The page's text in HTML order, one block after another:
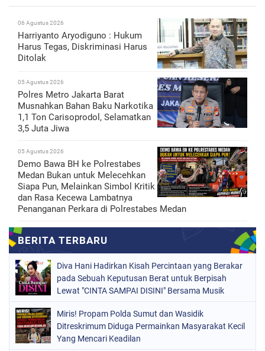
06 Agustus 2026
Harriyanto Aryodiguno : Hukum
Harus Tegas, Diskriminasi Harus
Ditolak
05 Agustus 2026
Polres Metro Jakarta Barat
Musnahkan Bahan Baku Narkotika
1,1 Ton Carisoprodol, Selamatkan
3,5 Juta Jiwa
05 Agustus 2026
Demo Bawa BH ke Polrestabes
Medan Bukan untuk Melecehkan
Siapa Pun, Melainkan Simbol Kritik
dan Rasa Kecewa Lambatnya
Penanganan Perkara di Polrestabes Medan
Diva Hani Hadirkan Kisah Percintaan yang Berakar
pada Sebuah Keputusan Berat untuk Berpisah
Lewat "CINTA SAMPAI DISINI" Bersama Musik
Miris! Propam Polda Sumut dan Wasidik
Ditreskrimum Diduga Permainkan Masyarakat Kecil
Yang Mencari Keadilan